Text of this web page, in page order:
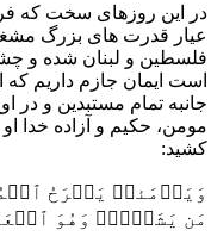
در این روزهای سخت که
عیار قدرت های بزرگ
فلسطین و لبنان شده و
است ایمان جازم داریم
جانبه تمام مستبدین و در
مومن، حکیم و آزاده خدا
کشید:
مَن یَشَاۤءُۖ وَهُوَ ٱلۡعَزِیزُ